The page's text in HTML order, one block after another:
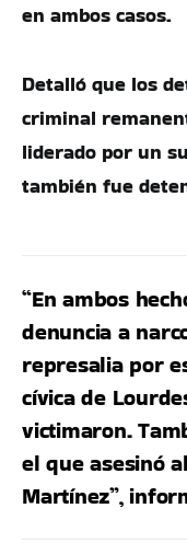
en ambos casos.
Detalló que los
criminal
liderado por un
también fue
“En ambos
denuncia a
represalia por
cívica de
victimaron.
el que asesinó
Martínez”,